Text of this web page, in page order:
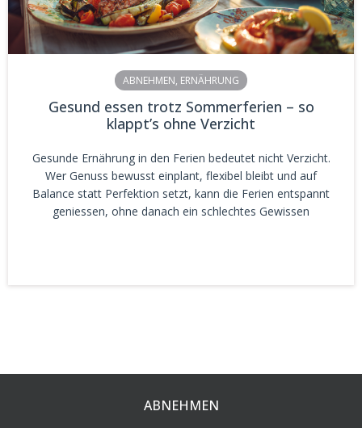
ABNEHMEN, ERNÄHRUNG
Gesund essen trotz Sommerferien – so
klappt’s ohne Verzicht
Gesunde Ernährung in den Ferien bedeutet nicht Verzicht.
Wer Genuss bewusst einplant, flexibel bleibt und auf
Balance statt Perfektion setzt, kann die Ferien entspannt
geniessen, ohne danach ein schlechtes Gewissen
ABNEHMEN